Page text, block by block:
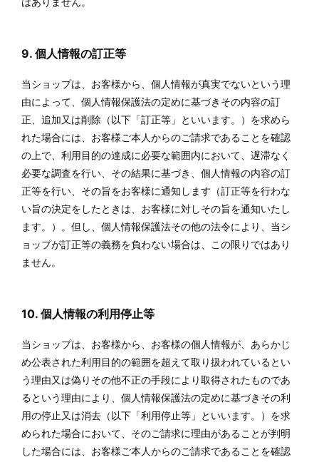
9. 個人情報の訂正等
当ショップは、お客様から、個人情報が真実でないという理
由によって、個人情報保護法の定めに基づきその内容の訂
正、追加又は削除（以下「訂正等」といいます。）を求めら
れた場合には、お客様ご本人からのご請求であることを確認
の上で、利用目的の達成に必要な範囲内において、遅滞なく
必要な調査を行い、その結果に基づき、個人情報の内容の訂
正等を行い、その旨をお客様に通知します（訂正等を行わな
い旨の決定をしたときは、お客様に対しその旨を通知いたし
ます。）。但し、個人情報保護法その他の法令により、当シ
ョップが訂正等の義務を負わない場合は、この限りではあり
ません。
10. 個人情報の利用停止等
当ショップは、お客様から、お客様の個人情報が、あらかじ
め公表された利用目的の範囲を超えて取り扱われているとい
う理由又は偽りその他不正の手段により取得されたものであ
るという理由により、個人情報保護法の定めに基づきその利
用の停止又は消去（以下「利用停止等」といいます。）を求
められた場合において、そのご請求に理由があることが判明
した場合には、お客様ご本人からのご請求であることを確認